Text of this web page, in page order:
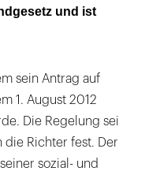
und ist
sein Antrag auf
1. August 2012
Die Regelung sei
Richter fest. Der
sozial- und